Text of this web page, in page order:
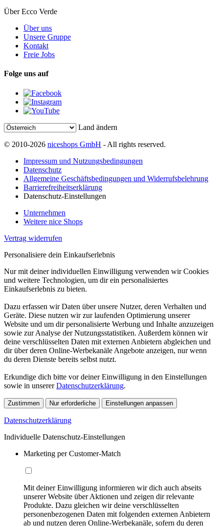
Über Ecco Verde
Über uns
Unsere Gruppe
Kontakt
Freie Jobs
Folge uns auf
Land ändern
© 2010-2026 niceshops GmbH - All rights reserved.
Impressum und Nutzungsbedingungen
Datenschutz
Allgemeine Geschäftsbedingungen und Widerrufsbelehrung
Barrierefreiheitserklärung
Datenschutz-Einstellungen
Unternehmen
Weitere nice Shops
Vertrag widerrufen
Personalisiere dein Einkaufserlebnis
Nur mit deiner individuellen Einwilligung verwenden wir Cookies
und weitere Technologien, um dir ein personalisiertes
Einkaufserlebnis zu bieten.
Dazu erfassen wir Daten über unsere Nutzer, deren Verhalten und
Geräte. Diese nutzen wir zur laufenden Optimierung unserer
Website und um dir personalisierte Werbung und Inhalte anzuzeigen
sowie zur Analyse der Nutzungsstatistiken. Außerdem können wir
deine verschlüsselten Daten mit externen Anbietern abgleichen und
dir über deren Online-Werbekanäle Angebote anzeigen, nur wenn
du deren Dienste bereits selbst nutzt.
Erkundige dich bitte vor deiner Einwilligung in den Einstellungen
sowie in unsererDatenschutzerklärung.
Zustimmen Nur erforderliche Einstellungen anpassen
Datenschutzerklärung
Individuelle Datenschutz-Einstellungen
Marketing per Customer-Match
Mit deiner Einwilligung informieren wir dich auch abseits
unserer Website über Aktionen und zeigen dir relevante
Produkte. Dazu gleichen wir deine verschlüsselten
personenbezogenen Daten mit folgenden externen Anbietern
ab und nutzen deren Online-Werbekanäle, sofern du deren